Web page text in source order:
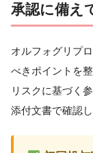
承認に備え
オルフォグリプ
べきポイントを
リスクに基づく
添付文書で確認し